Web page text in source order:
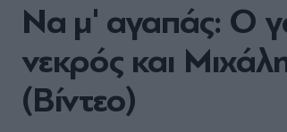
Να μ' αγαπάς: Ο
νεκρός και
(Βίντεο)